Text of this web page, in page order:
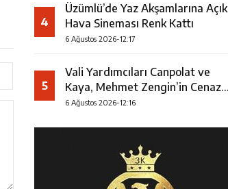
4
Üzümlü’de Yaz Akşamlarına Açık
Hava Sineması Renk Kattı
6 Ağustos 2026-12:17
5
Vali Yardımcıları Canpolat ve
Kaya, Mehmet Zengin’in Cenaze
Törenine Katıldı
6 Ağustos 2026-12:16